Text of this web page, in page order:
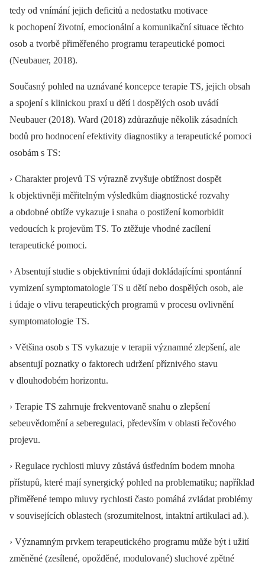
tedy od vnímání jejich deficitů a nedostatku motivace
k pochopení životní, emocionální a komunikační situace těchto
osob a tvorbě přiměřeného programu terapeutické pomoci
(Neubauer, 2018).
Současný pohled na uznávané koncepce terapie TS, jejich obsah
a spojení s klinickou praxí u dětí i dospělých osob uvádí
Neubauer (2018). Ward (2018) zdůrazňuje několik zásadních
bodů pro hodnocení efektivity diagnostiky a terapeutické pomoci
osobám s TS:
› Charakter projevů TS výrazně zvyšuje obtížnost dospět
k objektivněji měřitelným výsledkům diagnostické rozvahy
a obdobné obtíže vykazuje i snaha o postižení komorbidit
vedoucích k projevům TS. To ztěžuje vhodné zacílení
terapeutické pomoci.
› Absentují studie s objektivními údaji dokládajícími spontánní
vymizení symptomatologie TS u dětí nebo dospělých osob, ale
i údaje o vlivu terapeutických programů v procesu ovlivnění
symptomatologie TS.
› Většina osob s TS vykazuje v terapii významné zlepšení, ale
absentují poznatky o faktorech udržení příznivého stavu
v dlouhodobém horizontu.
› Terapie TS zahrnuje frekventovaně snahu o zlepšení
sebeuvědomění a seberegulaci, především v oblasti řečového
projevu.
› Regulace rychlosti mluvy zůstává ústředním bodem mnoha
přístupů, které mají synergický pohled na problematiku; například
přiměřené tempo mluvy rychlosti často pomáhá zvládat problémy
v souvisejících oblastech (srozumitelnost, intaktní artikulaci ad.).
› Významným prvkem terapeutického programu může být i užití
změněné (zesílené, opožděné, modulované) sluchové zpětné